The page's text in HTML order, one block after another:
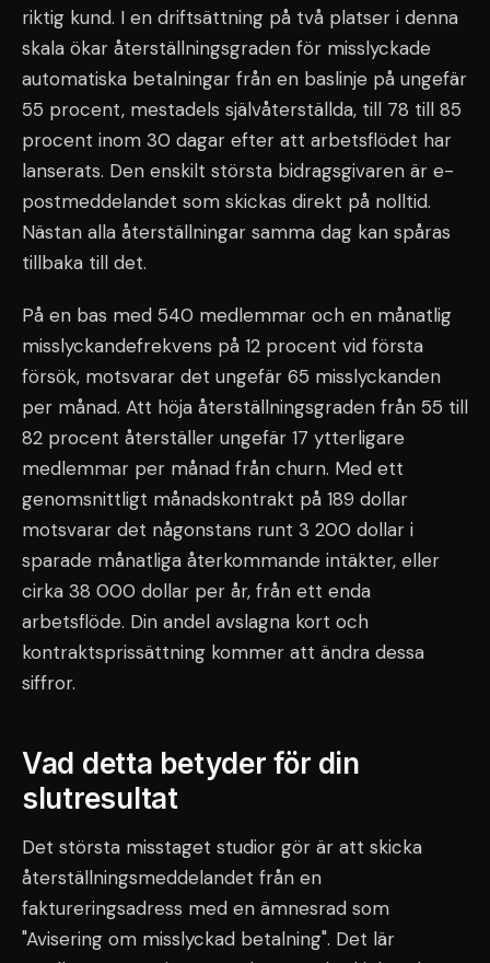
riktig kund. I en driftsättning på två platser i denna
skala ökar återställningsgraden för misslyckade
automatiska betalningar från en baslinje på ungefär
55 procent, mestadels självåterställda, till 78 till 85
procent inom 30 dagar efter att arbetsflödet har
lanserats. Den enskilt största bidragsgivaren är e-
postmeddelandet som skickas direkt på nolltid.
Nästan alla återställningar samma dag kan spåras
tillbaka till det.
På en bas med 540 medlemmar och en månatlig
misslyckandefrekvens på 12 procent vid första
försök, motsvarar det ungefär 65 misslyckanden
per månad. Att höja återställningsgraden från 55 till
82 procent återställer ungefär 17 ytterligare
medlemmar per månad från churn. Med ett
genomsnittligt månadskontrakt på 189 dollar
motsvarar det någonstans runt 3 200 dollar i
sparade månatliga återkommande intäkter, eller
cirka 38 000 dollar per år, från ett enda
arbetsflöde. Din andel avslagna kort och
kontraktsprissättning kommer att ändra dessa
siffror.
Vad detta betyder för din
slutresultat
Det största misstaget studior gör är att skicka
återställningsmeddelandet från en
faktureringsadress med en ämnesrad som
"Avisering om misslyckad betalning". Det lär